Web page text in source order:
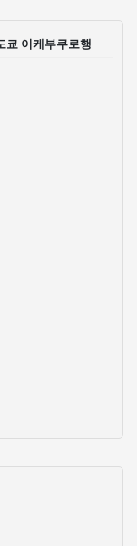
쿄 이케부쿠로행